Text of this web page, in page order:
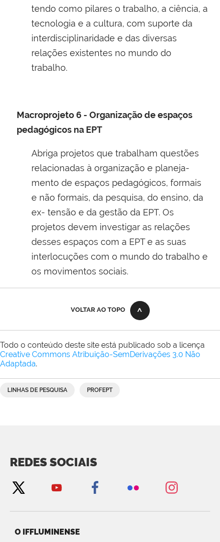
tendo como pilares o trabalho, a ciência, a
tecnologia e a cultura, com suporte da
interdisciplinaridade e das diversas
relações existentes no mundo do
trabalho.
Macroprojeto 6 - Organização de espaços
pedagógicos na EPT
Abriga projetos que trabalham questões
relacionadas à organização e planeja-
mento de espaços pedagógicos, formais
e não formais, da pesquisa, do ensino, da
ex- tensão e da gestão da EPT. Os
projetos devem investigar as relações
desses espaços com a EPT e as suas
interlocuções com o mundo do trabalho e
os movimentos sociais.
VOLTAR AO TOPO
Todo o conteúdo deste site está publicado sob a licença
Creative Commons Atribuição-SemDerivações 3.0 Não
Adaptada.
LINHAS DE PESQUISA PROFEPT
REDES SOCIAIS
O IFFLUMINENSE